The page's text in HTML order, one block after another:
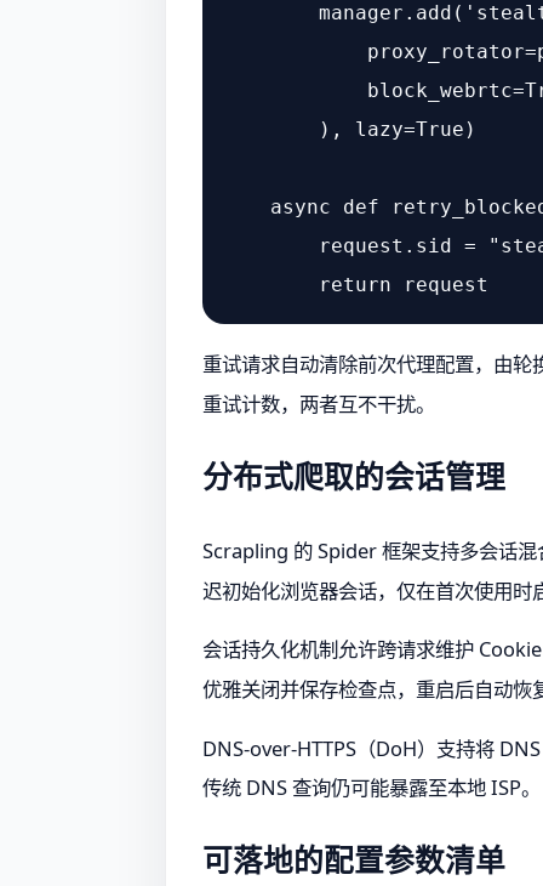
        manager.add(
            block_webrtc=
        ), lazy=
True )
async def
        request.sid =
return
重试请求自动清除前次代理配置，由
重试计数，两者互不干扰。
分布式爬取的会话管理
Scrapling 的 Spider 框架支持多会话
迟初始化浏览器会话，仅在首次使用
会话持久化机制允许跨请求维护
优雅关闭并保存检查点，重启后自动恢
DNS-over-HTTPS（DoH）支持将
传统 DNS 查询仍可能暴露至本地 ISP。
可落地的配置参数清单